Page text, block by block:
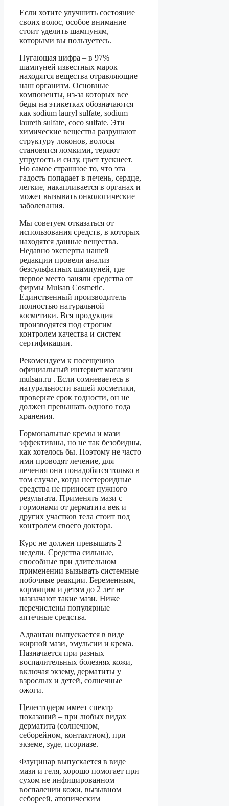
Если хотите улучшить состояние
своих волос, особое внимание
стоит уделить шампуням,
которыми вы пользуетесь.
Пугающая цифра – в 97%
шампуней известных марок
находятся вещества отравляющие
наш организм. Основные
компоненты, из-за которых все
беды на этикетках обозначаются
как sodium lauryl sulfate, sodium
laureth sulfate, coco sulfate. Эти
химические вещества разрушают
структуру локонов, волосы
становятся ломкими, теряют
упругость и силу, цвет тускнеет.
Но самое страшное то, что эта
гадость попадает в печень, сердце,
легкие, накапливается в органах и
может вызывать онкологические
заболевания.
Мы советуем отказаться от
использования средств, в которых
находятся данные вещества.
Недавно эксперты нашей
редакции провели анализ
безсульфатных шампуней, где
первое место заняли средства от
фирмы Mulsan Сosmetic.
Единственный производитель
полностью натуральной
косметики. Вся продукция
производятся под строгим
контролем качества и систем
сертификации.
Рекомендуем к посещению
официальный интернет магазин
mulsan.ru . Если сомневаетесь в
натуральности вашей косметики,
проверьте срок годности, он не
должен превышать одного года
хранения.
Гормональные кремы и мази
эффективны, но не так безобидны,
как хотелось бы. Поэтому не часто
ими проводят лечение, для
лечения они понадобятся только в
том случае, когда нестероидные
средства не приносят нужного
результата. Применять мази с
гормонами от дерматита век и
других участков тела стоит под
контролем своего доктора.
Курс не должен превышать 2
недели. Средства сильные,
способные при длительном
применении вызывать системные
побочные реакции. Беременным,
кормящим и детям до 2 лет не
назначают такие мази. Ниже
перечислены популярные
аптечные средства.
Адвантан выпускается в виде
жирной мази, эмульсии и крема.
Назначается при разных
воспалительных болезнях кожи,
включая экзему, дерматиты у
взрослых и детей, солнечные
ожоги.
Целестодерм имеет спектр
показаний – при любых видах
дерматита (солнечном,
себорейном, контактном), при
экземе, зуде, псориазе.
Флуцинар выпускается в виде
мази и геля, хорошо помогает при
сухом не инфицированном
воспалении кожи, вызывном
себореей, атопическим